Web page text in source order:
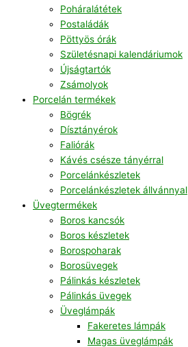
Poháralátétek
Postaládák
Pöttyös órák
Születésnapi kalendáriumok
Újságtartók
Zsámolyok
Porcelán termékek
Bögrék
Dísztányérok
Faliórák
Kávés csésze tányérral
Porcelánkészletek
Porcelánkészletek állvánnyal
Üvegtermékek
Boros kancsók
Boros készletek
Borospoharak
Borosüvegek
Pálinkás készletek
Pálinkás üvegek
Üveglámpák
Fakeretes lámpák
Magas üveglámpák